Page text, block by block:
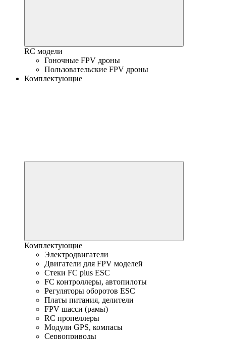
RC модели
Гоночные FPV дроны
Пользовательские FPV дроны
Комплектующие
Комплектующие
Электродвигатели
Двигатели для FPV моделей
Стеки FC plus ESC
FC контроллеры, автопилоты
Регуляторы оборотов ESC
Платы питания, делители
FPV шасси (рамы)
RC пропеллеры
Модули GPS, компасы
Сервоприводы